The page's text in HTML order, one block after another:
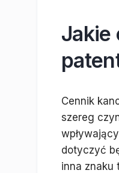
Jakie
Cennik
szereg
dotyczyć
inna znaku